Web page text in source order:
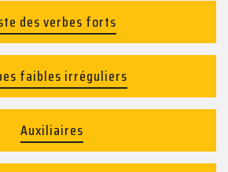
des verbes forts
faibles irréguliers
Auxiliaires